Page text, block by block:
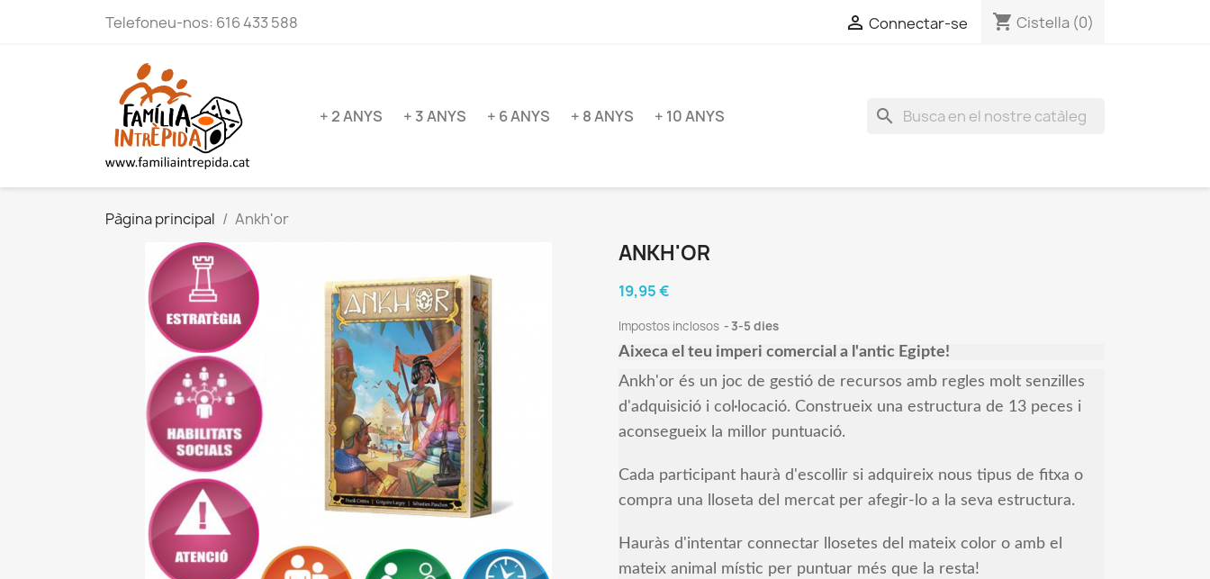
Telefoneu-nos: 616 433 588  Connectar-se shopping_cart Cistella (0)
+ 2 ANYS + 3 ANYS + 6 ANYS + 8 ANYS + 10 ANYS search
Pàgina principal Ankh'or
ANKH'OR
19,95 €
Impostos inclosos
3-5 dies
Aixeca el teu imperi comercial a l'antic Egipte!
Ankh'or és un joc de gestió de recursos amb regles molt senzilles
d'adquisició i col·locació. Construeix una estructura de 13 peces i
aconsegueix la millor puntuació.
Cada participant haurà d'escollir si adquireix nous tipus de fitxa o
compra una lloseta del mercat per afegir-lo a la seva estructura.
Hauràs d'intentar connectar llosetes del mateix color o amb el
mateix animal místic per puntuar més que la resta!